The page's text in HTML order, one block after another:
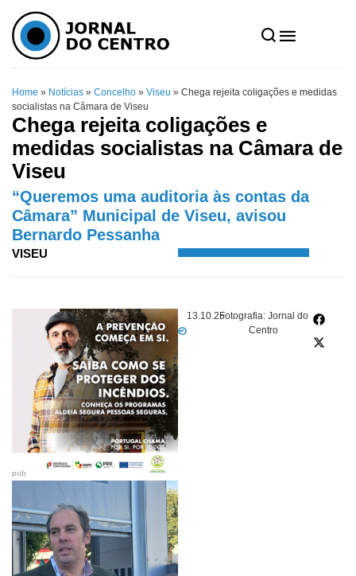
Home » Notícias » Concelho » Viseu » Chega rejeita coligações e medidas
socialistas na Câmara de Viseu
Chega rejeita coligações e
medidas socialistas na Câmara de
Viseu
“Queremos uma auditoria às contas da
Câmara” Municipal de Viseu, avisou
Bernardo Pessanha
VISEU
13.10.25Fotografia: Jornal do
Centro
pub